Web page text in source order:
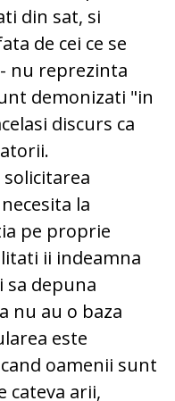
din sat, si
de cei ce se
nu reprezinta
demonizati "in
discurs ca
la
pe proprie
ii indeamna
depuna
nu au o baza
este
oamenii sunt
cateva arii,